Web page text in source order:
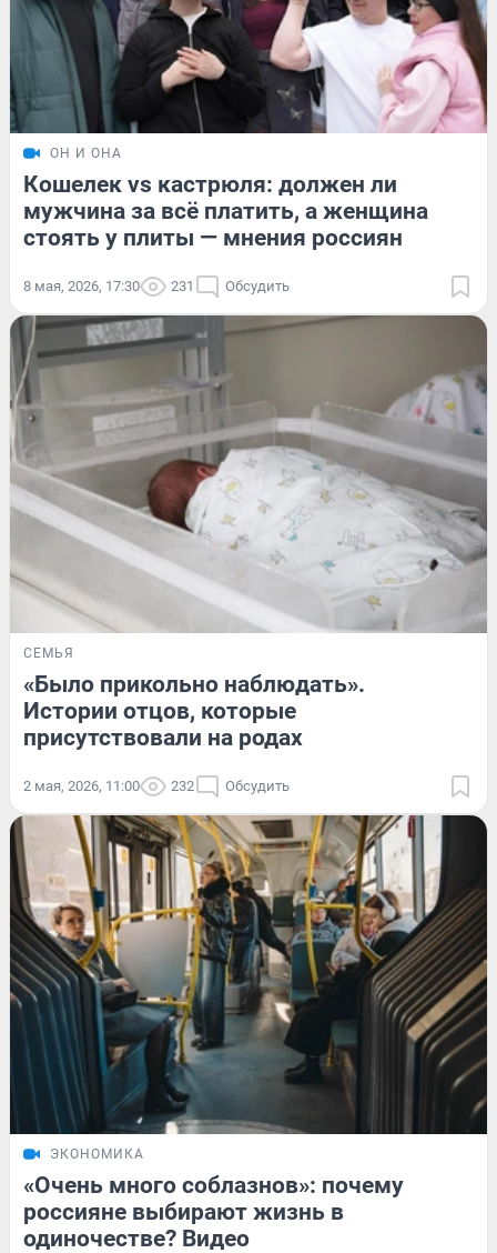
ОН И ОНА
Кошелек vs кастрюля: должен ли
мужчина за всё платить, а женщина
стоять у плиты — мнения россиян
8 мая, 2026, 17:30 231 Обсудить
СЕМЬЯ
«Было прикольно наблюдать».
Истории отцов, которые
присутствовали на родах
2 мая, 2026, 11:00 232 Обсудить
ЭКОНОМИКА
«Очень много соблазнов»: почему
россияне выбирают жизнь в
одиночестве? Видео